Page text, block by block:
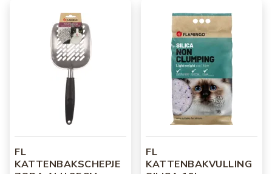
FL
KATTENBAKSCHEPJE
FL
KATTENBAKVULLING